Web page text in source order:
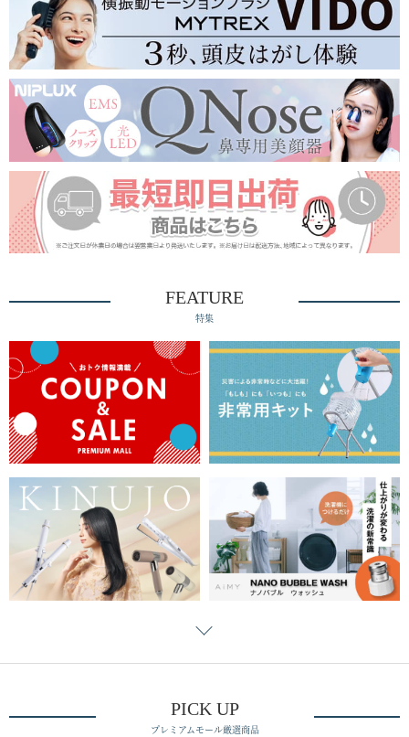
FEATURE
特集
PICK UP
プレミアムモール厳選商品